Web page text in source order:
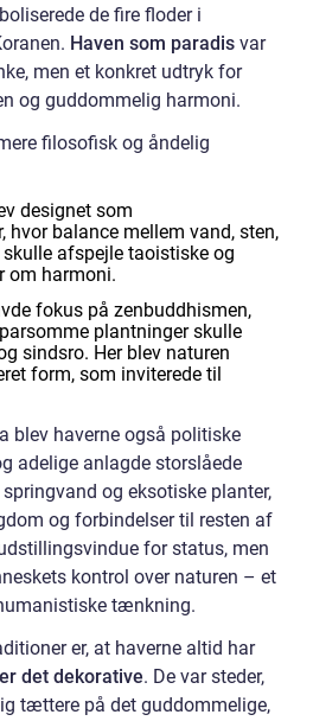
de fire floder i
Haven som paradis var
men et konkret udtryk for
og guddommelig harmoni.
filosofisk og åndelig
designet som
hvor balance mellem vand, sten,
afspejle taoistiske og
om harmoni.
fokus på zenbuddhismen,
plantninger skulle
sindsro. Her blev naturen
form, som inviterede til
blev haverne også politiske
adelige anlagde storslåede
og eksotiske planter,
og forbindelser til resten af
for status, men
kontrol over naturen – et
tænkning.
er, at haverne altid har
det dekorative. De var steder,
tættere på det guddommelige,